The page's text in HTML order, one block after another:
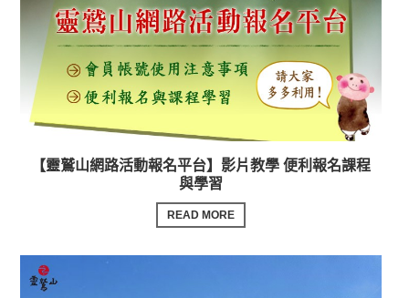
【靈鷲山網路活動報名平台】影片教學 便利報名課程
與學習
READ MORE